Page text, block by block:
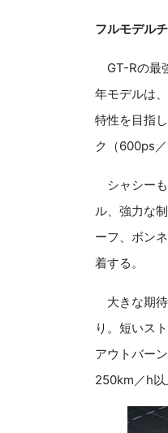
フルモデル
GT-Rの最
年モデルは
特性を目指
ク（600ps
シャシーも
ル、強力な
ーフ、ボン
着する。
大きな期待
り。短いス
アウトバー
250km／h以